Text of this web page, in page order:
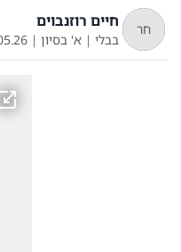
חר חיים רוזנבוים
בבלי | א' בסיון |